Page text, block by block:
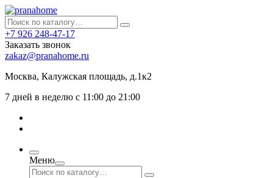
+7 926 248-47-17
Заказать звонок
zakaz@pranahome.ru
Москва, Калужская площадь, д.1к2
7 дней в неделю с 11:00 до 21:00
Меню